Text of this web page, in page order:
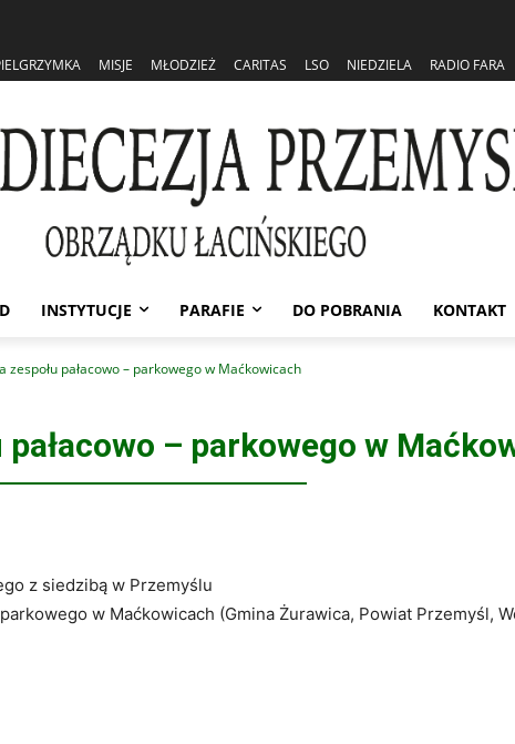
MISJE MŁODZIEŻ CARITAS LSO NIEDZIELA RADIO FARA
INSTYTUCJE PARAFIE DO POBRANIA KONTAKT
zespołu pałacowo – parkowego w Maćkowicach
pałacowo – parkowego w
z siedzibą w Przemyślu
w Maćkowicach (Gmina Żurawica, Powiat Przemyśl,